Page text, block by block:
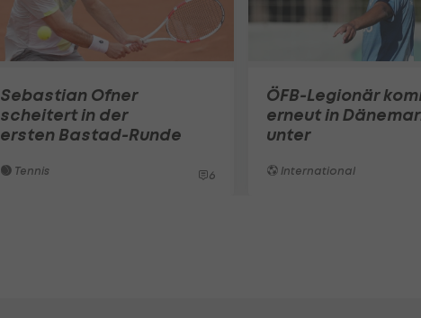
Sebastian Ofner
scheitert in der
ersten Bastad-Runde
Tennis 6
ÖFB-Legionär
erneut in
unter
International